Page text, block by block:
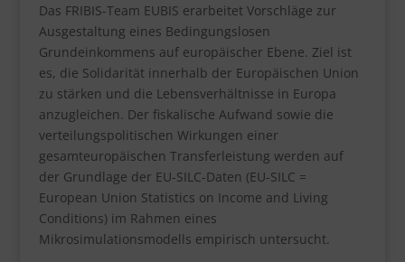
Das FRIBIS-Team EUBIS erarbeitet Vorschläge zur
Ausgestaltung eines Bedingungslosen
Grundeinkommens auf europäischer Ebene. Ziel ist
es, die Solidarität innerhalb der Europäischen Union
zu stärken und die Lebensverhältnisse in Europa
anzugleichen. Der fiskalische Aufwand sowie die
verteilungspolitischen Wirkungen einer
gesamteuropäischen Transferleistung werden auf
der Grundlage der EU-SILC-Daten (EU-SILC =
European Union Statistics on Income and Living
Conditions) im Rahmen eines
Mikrosimulationsmodells empirisch untersucht.